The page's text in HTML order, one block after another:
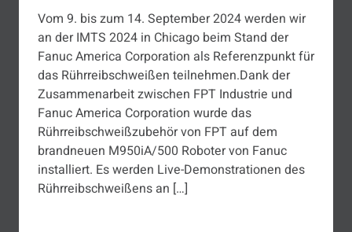
Vom 9. bis zum 14. September 2024 werden wir
an der IMTS 2024 in Chicago beim Stand der
Fanuc America Corporation als Referenzpunkt für
das Rührreibschweißen teilnehmen.Dank der
Zusammenarbeit zwischen FPT Industrie und
Fanuc America Corporation wurde das
Rührreibschweißzubehör von FPT auf dem
brandneuen M950iA/500 Roboter von Fanuc
installiert. Es werden Live-Demonstrationen des
Rührreibschweißens an […]